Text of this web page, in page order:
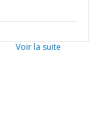
Voir la suite